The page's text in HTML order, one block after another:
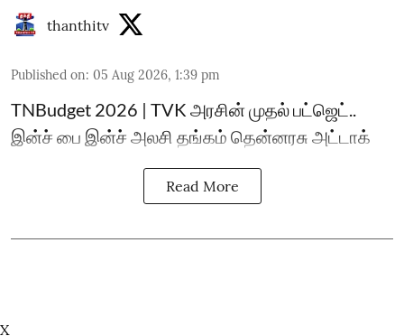
thanthitv
Published on: 05 Aug 2026, 1:39 pm
TNBudget 2026 | TVK அரசின் முதல் பட்ஜெட்..
இன்ச் பை இன்ச் அலசி தங்கம் தென்னரசு அட்டாக்
Read More
X